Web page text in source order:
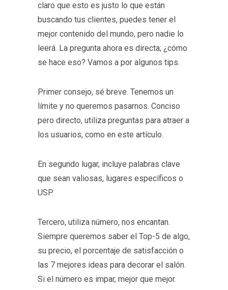
claro que esto es justo lo que están
buscando tus clientes, puedes tener el
mejor contenido del mundo, pero nadie lo
leerá. La pregunta ahora es directa; ¿cómo
se hace eso? Vamos a por algunos tips.
Primer consejo, sé breve. Tenemos un
límite y no queremos pasarnos. Conciso
pero directo, utiliza preguntas para atraer a
los usuarios, como en este artículo.
En segundo lugar, incluye palabras clave
que sean valiosas, lugares específicos o
USP.
Tercero, utiliza número, nos encantan.
Siempre queremos saber el Top-5 de algo,
su precio, el porcentaje de satisfacción o
las 7 mejores ideas para decorar el salón.
Si el número es impar, mejor que mejor.